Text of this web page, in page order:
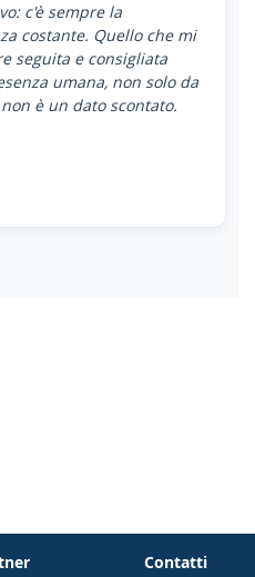
c'è sempre la
costante. Quello che mi
seguita e consigliata
umana, non solo da
è un dato scontato.
Contatti